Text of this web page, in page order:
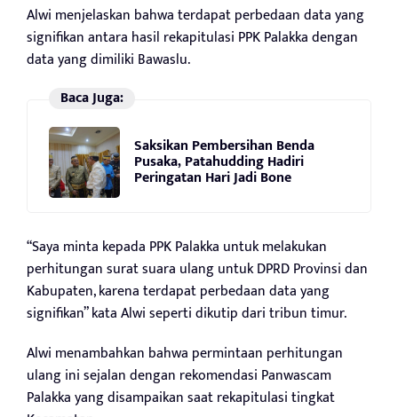
Alwi menjelaskan bahwa terdapat perbedaan data yang
signifikan antara hasil rekapitulasi PPK Palakka dengan
data yang dimiliki Bawaslu.
Baca Juga:
Saksikan Pembersihan Benda
Pusaka, Patahudding Hadiri
Peringatan Hari Jadi Bone
“Saya minta kepada PPK Palakka untuk melakukan
perhitungan surat suara ulang untuk DPRD Provinsi dan
Kabupaten, karena terdapat perbedaan data yang
signifikan” kata Alwi seperti dikutip dari tribun timur.
Alwi menambahkan bahwa permintaan perhitungan
ulang ini sejalan dengan rekomendasi Panwascam
Palakka yang disampaikan saat rekapitulasi tingkat